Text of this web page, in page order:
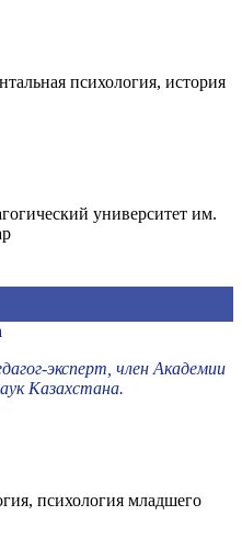
психология, история
университет им.
эксперт, член Академии
Казахстана.
психология младшего